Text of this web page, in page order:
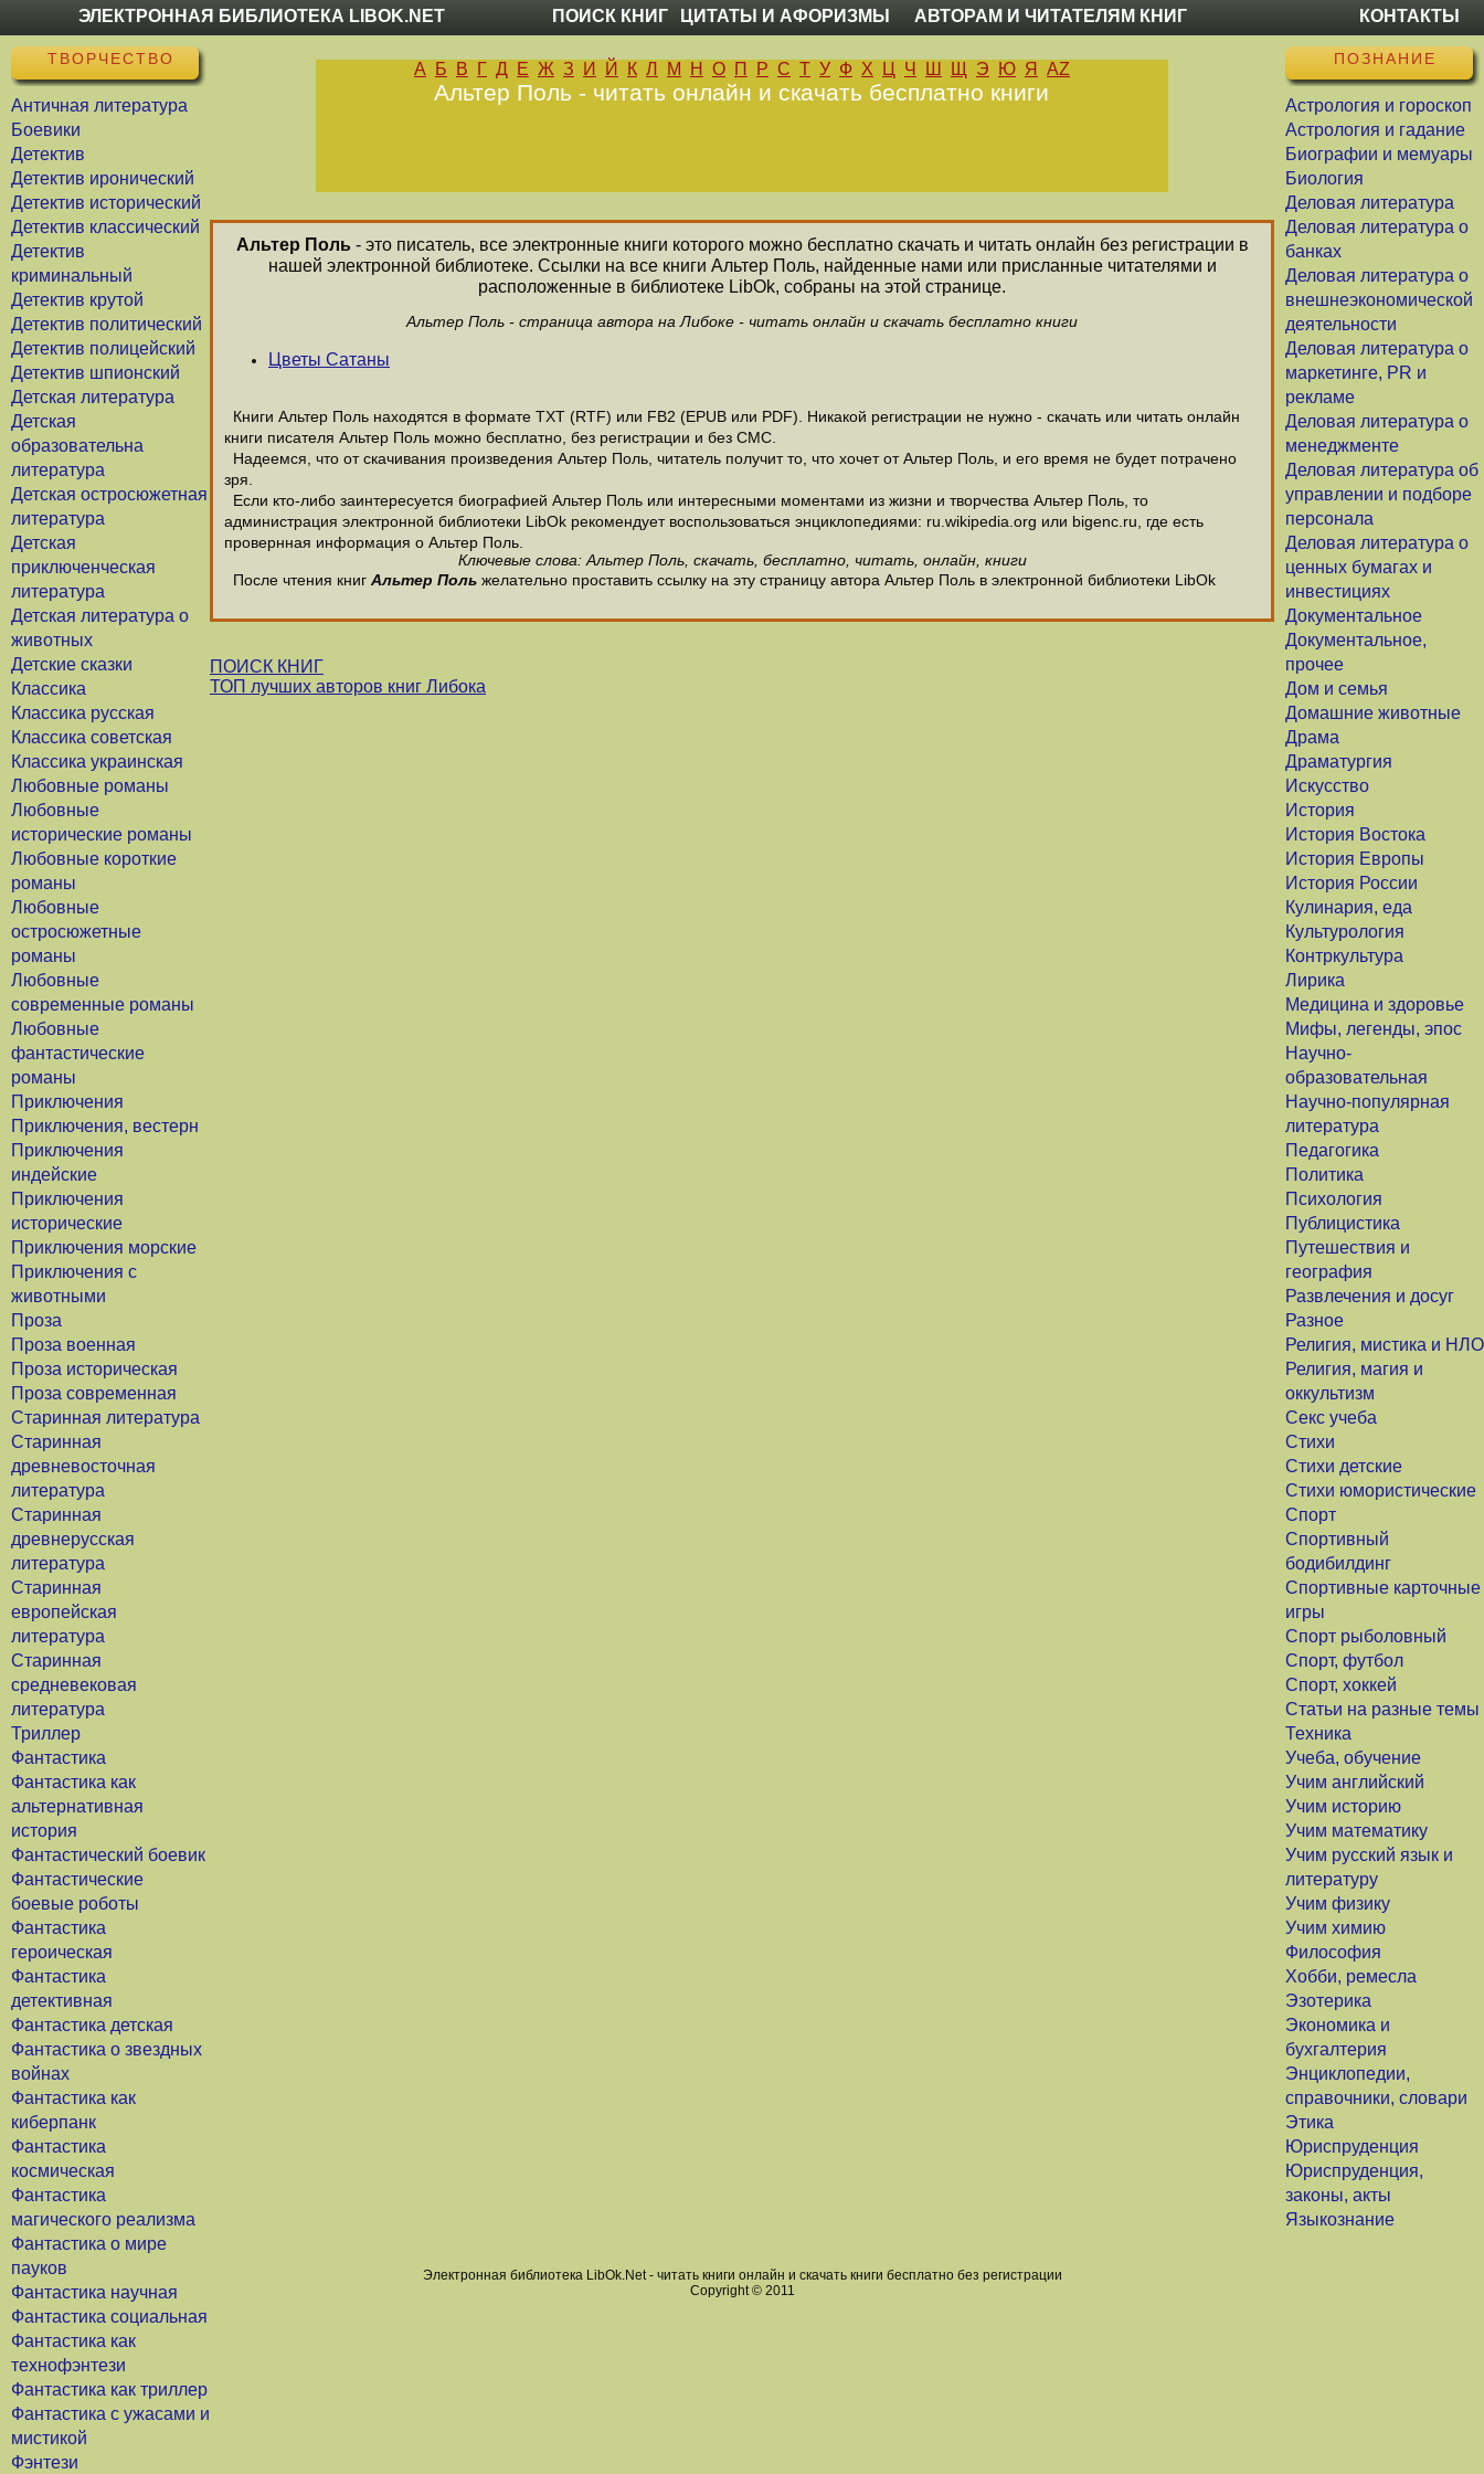
ЭЛЕКТРОННАЯ БИБЛИОТЕКА LIBOK.NET ПОИСК КНИГ ЦИТАТЫ И АФОРИЗМЫ АВТОРАМ И ЧИТАТЕЛЯМ КНИГ КОНТАКТЫ
ТВОРЧЕСТВО
Античная литература
Боевики
Детектив
Детектив иронический
Детектив исторический
Детектив классический
Детектив
криминальный
Детектив крутой
Детектив политический
Детектив полицейский
Детектив шпионский
Детская литература
Детская
образовательна
литература
Детская остросюжетная
литература
Детская
приключенческая
литература
Детская литература о
животных
Детские сказки
Классика
Классика русская
Классика советская
Классика украинская
Любовные романы
Любовные
исторические романы
Любовные короткие
романы
Любовные
остросюжетные
романы
Любовные
современные романы
Любовные
фантастические
романы
Приключения
Приключения, вестерн
Приключения
индейские
Приключения
исторические
Приключения морские
Приключения с
животными
Проза
Проза военная
Проза историческая
Проза современная
Старинная литература
Старинная
древневосточная
литература
Старинная
древнерусская
литература
Старинная
европейская
литература
Старинная
средневековая
литература
Триллер
Фантастика
Фантастика как
альтернативная
история
Фантастический боевик
Фантастические
боевые роботы
Фантастика
героическая
Фантастика
детективная
Фантастика детская
Фантастика о звездных
войнах
Фантастика как
киберпанк
Фантастика
космическая
Фантастика
магического реализма
Фантастика о мире
пауков
Фантастика научная
Фантастика социальная
Фантастика как
технофэнтези
Фантастика как триллер
Фантастика с ужасами и
мистикой
Фэнтези
ПОЗНАНИЕ
Астрология и гороскоп
Астрология и гадание
Биографии и мемуары
Биология
Деловая литература
Деловая литература о
банках
Деловая литература о
внешнеэкономической
деятельности
Деловая литература о
маркетинге, PR и
рекламе
Деловая литература о
менеджменте
Деловая литература об
управлении и подборе
персонала
Деловая литература о
ценных бумагах и
инвестициях
Документальное
Документальное,
прочее
Дом и семья
Домашние животные
Драма
Драматургия
Искусство
История
История Востока
История Европы
История России
Кулинария, еда
Культурология
Контркультура
Лирика
Медицина и здоровье
Мифы, легенды, эпос
Научно-
образовательная
Научно-популярная
литература
Педагогика
Политика
Психология
Публицистика
Путешествия и
география
Развлечения и досуг
Разное
Религия, мистика и НЛО
Религия, магия и
оккультизм
Секс учеба
Стихи
Стихи детские
Стихи юмористические
Спорт
Спортивный
бодибилдинг
Спортивные карточные
игры
Спорт рыболовный
Спорт, футбол
Спорт, хоккей
Статьи на разные темы
Техника
Учеба, обучение
Учим английский
Учим историю
Учим математику
Учим русский язык и
литературу
Учим физику
Учим химию
Философия
Хобби, ремесла
Эзотерика
Экономика и
бухгалтерия
Энциклопедии,
справочники, словари
Этика
Юриспруденция
Юриспруденция,
законы, акты
Языкознание
А Б В Г Д Е Ж З И Й К Л М Н О П Р С Т У Ф Х Ц Ч Ш Щ Э Ю Я AZ
Альтер Поль - читать онлайн и скачать бесплатно книги
Альтер Поль- это писатель, все электронные книги которого можно бесплатно скачать и читать онлайн без регистрации в
нашей электронной библиотеке. Ссылки на все книги Альтер Поль, найденные нами или присланные читателями и
расположенные в библиотеке LibOk, собраны на этой странице.
Альтер Поль - страница автора на Либоке - читать онлайн и скачать бесплатно книги
Цветы Сатаны
Книги Альтер Поль находятся в формате ТХТ (RTF) или FB2 (EPUB или PDF). Никакой регистрации не нужно - скачать или читать онлайн
книги писателя Альтер Поль можно бесплатно, без регистрации и без СМС.
Надеемся, что от скачивания произведения Альтер Поль, читатель получит то, что хочет от Альтер Поль, и его время не будет потрачено
зря.
Если кто-либо заинтересуется биографией Альтер Поль или интересными моментами из жизни и творчества Альтер Поль, то
администрация электронной библиотеки LibOk рекомендует воспользоваться энциклопедиями: ru.wikipedia.org или bigenc.ru, где есть
провернная информация о Альтер Поль.
Ключевые слова: Альтер Поль, скачать, бесплатно, читать, онлайн, книги
После чтения книг Альтер Поль желательно проставить ссылку на эту страницу автора Альтер Поль в электронной библиотеки LibOk
ПОИСК КНИГ
ТОП лучших авторов книг Либока
Электронная библиотека LibOk.Net - читать книги онлайн и скачать книги бесплатно без регистрации
Copyright © 2011